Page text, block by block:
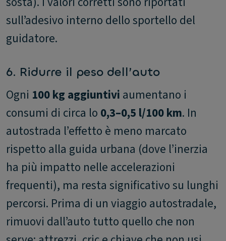
sull’adesivo interno dello sportello del
guidatore.
6. Ridurre il peso dell’auto
Ogni 100 kg aggiuntivi aumentano i
consumi di circa lo 0,3–0,5 l/100 km. In
autostrada l’effetto è meno marcato
rispetto alla guida urbana (dove l’inerzia
ha più impatto nelle accelerazioni
frequenti), ma resta significativo su lunghi
percorsi. Prima di un viaggio autostradale,
rimuovi dall’auto tutto quello che non